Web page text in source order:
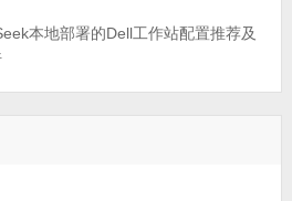
本地部署的Dell工作站配置推荐及